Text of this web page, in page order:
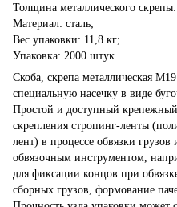
Толщина металлического
Материал: сталь;
Вес упаковки: 11,8 кг;
Упаковка: 2000 штук.
Скоба, скрепа металлическая
специальную насечку в виде
Простой и доступный
скрепления стропинг-ленты
лент) в процессе обвязки грузов
обвязочным инструментом,
для фиксации концов при
сборных грузов, формование